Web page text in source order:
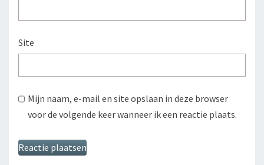
Site
Mijn naam, e-mail en site opslaan in deze browser
voor de volgende keer wanneer ik een reactie plaats.